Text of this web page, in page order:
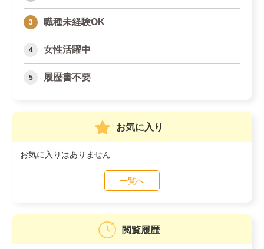
職種未経験OK
女性活躍中
履歴書不要
お気に入り
お気に入りはありません
一覧へ
閲覧履歴